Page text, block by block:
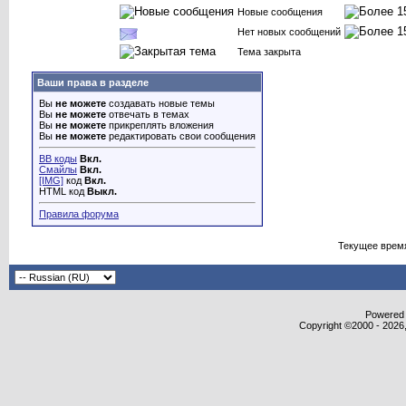
Новые сообщения
Нет новых сообщений
Тема закрыта
Ваши права в разделе
Вы не можете создавать новые темы
Вы не можете отвечать в темах
Вы не можете прикреплять вложения
Вы не можете редактировать свои сообщения
BB коды Вкл.
Смайлы Вкл.
[IMG] код Вкл.
HTML код Выкл.
Правила форума
Текущее
Copyright ©2000 -